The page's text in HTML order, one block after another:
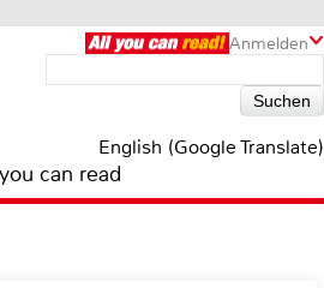
Anmelden
English (Google Translate)
can read